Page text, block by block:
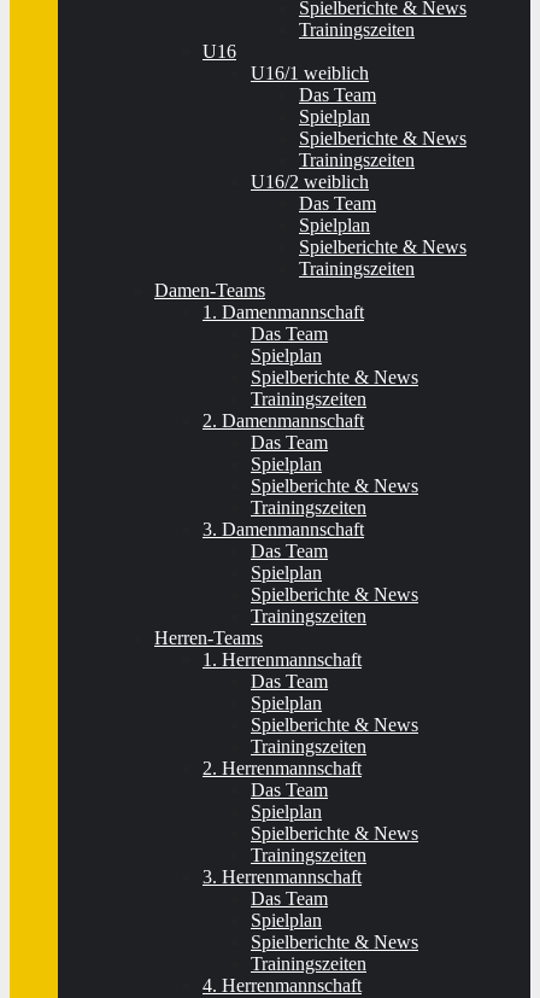
Spielberichte & News
Trainingszeiten
U16
U16/1 weiblich
Das Team
Spielplan
Spielberichte & News
Trainingszeiten
U16/2 weiblich
Das Team
Spielplan
Spielberichte & News
Trainingszeiten
Damen-Teams
1. Damenmannschaft
Das Team
Spielplan
Spielberichte & News
Trainingszeiten
2. Damenmannschaft
Das Team
Spielplan
Spielberichte & News
Trainingszeiten
3. Damenmannschaft
Das Team
Spielplan
Spielberichte & News
Trainingszeiten
Herren-Teams
1. Herrenmannschaft
Das Team
Spielplan
Spielberichte & News
Trainingszeiten
2. Herrenmannschaft
Das Team
Spielplan
Spielberichte & News
Trainingszeiten
3. Herrenmannschaft
Das Team
Spielplan
Spielberichte & News
Trainingszeiten
4. Herrenmannschaft